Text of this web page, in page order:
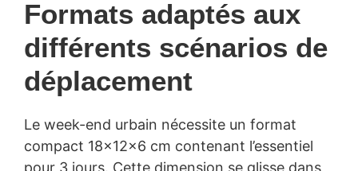
Formats adaptés aux
différents scénarios de
déplacement
Le week-end urbain nécessite un format
compact 18x12x6 cm contenant l’essentiel
pour 3 jours. Cette dimension se glisse dans